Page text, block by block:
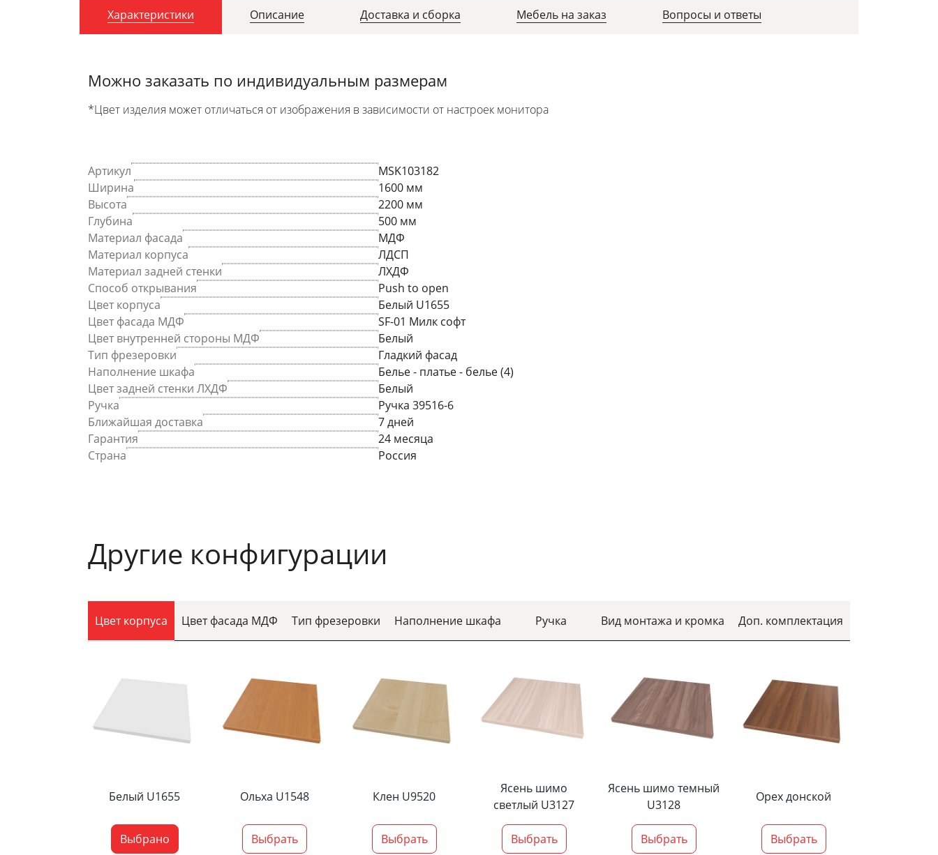
Характеристики Описание Доставка и сборка Мебель на заказ Вопросы и ответы
Можно заказать по индивидуальным размерам
*Цвет изделия может отличаться от изображения в зависимости от настроек монитора
Артикул
MSK103182
Ширина
1600 мм
Высота
2200 мм
Глубина
500 мм
Материал фасада
МДФ
Материал корпуса
ЛДСП
Материал задней стенки
ЛХДФ
Способ открывания
Push to open
Цвет корпуса
Белый U1655
Цвет фасада МДФ
SF-01 Милк софт
Цвет внутренней стороны МДФ
Белый
Тип фрезеровки
Гладкий фасад
Наполнение шкафа
Белье - платье - белье (4)
Цвет задней стенки ЛХДФ
Белый
Ручка
Ручка 39516-6
Ближайшая доставка
7 дней
Гарантия
24 месяца
Страна
Россия
Другие конфигурации
Цвет корпуса Цвет фасада МДФ Тип фрезеровки Наполнение шкафа Ручка Вид монтажа и кромка Доп. комплектация
Белый U1655
Выбрано
Ольха U1548
Выбрать
Клен U9520
Выбрать
Ясень шимо
светлый U3127
Выбрать
Ясень шимо темный
U3128
Выбрать
Орех донской
Выбрать